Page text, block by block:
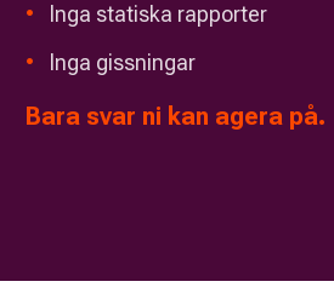
•
Inga statiska rapporter
•
Inga gissningar
Bara svar ni kan agera på.